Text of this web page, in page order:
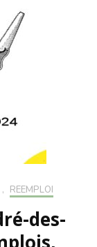
, RÉEMPLOI
des-